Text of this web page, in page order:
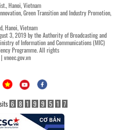
Hanoi, Vietnam
Green Transition and Industry Promotion,
Hanoi, Vietnam
3, 2019 by the Authority of Broadcasting and
of Information and Communications (MIC)
Programme. All rights
vneec.gov.vn
6 8 1 9 9 5 1 7